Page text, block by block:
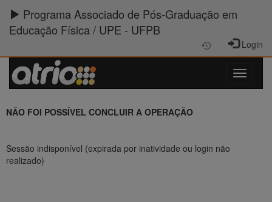
Programa Associado de Pós-Graduação em
Educação Física / UPE - UFPB
Login
NÃO FOI POSSÍVEL CONCLUIR A OPERAÇÃO
Sessão indisponível (expirada por inatividade ou login não
realizado)